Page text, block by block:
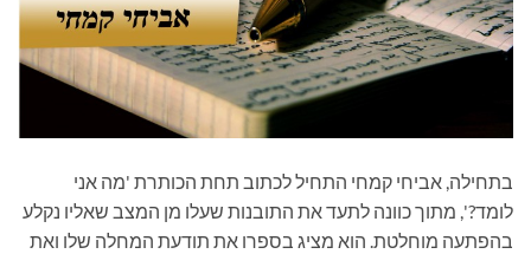
בתחילה, אביחי קמחי התחיל לכתוב תחת הכותרת 'מה אני
לומד?', מתוך כוונה לתעד את התובנות שעלו מן המצב שאליו נקלע
בהפתעה מוחלטת. הוא מציג בספרו את תודעת המחלה שלו ואת